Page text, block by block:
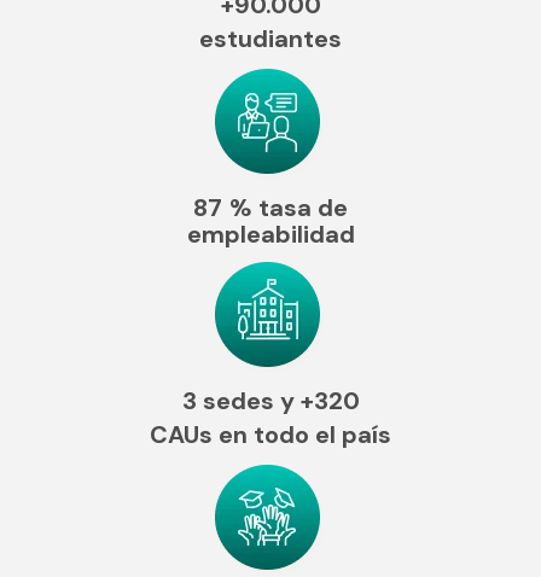
estudiantes
87 % tasa de
empleabilidad
3 sedes y+320
CAUs en todo el país